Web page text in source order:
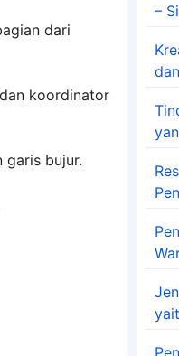
dari
koordinator
garis bujur.
–